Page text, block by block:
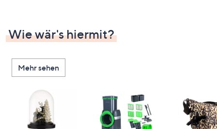
Wie wär's hiermit?
Mehr sehen